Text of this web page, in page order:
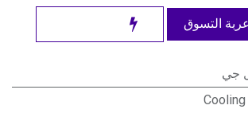
التسوق
جي